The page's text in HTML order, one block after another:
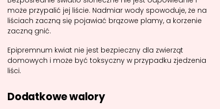
może przypalić jej liście. Nadmiar wody spowoduje, że na
liściach zaczną się pojawiać brązowe plamy, a korzenie
zaczną gnić.
Epipremnum kwiat nie jest bezpieczny dla zwierząt
domowych i może być toksyczny w przypadku zjedzenia
liści.
Dodatkowe walory